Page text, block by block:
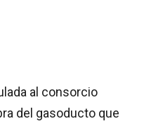
al consorcio
del gasoducto que